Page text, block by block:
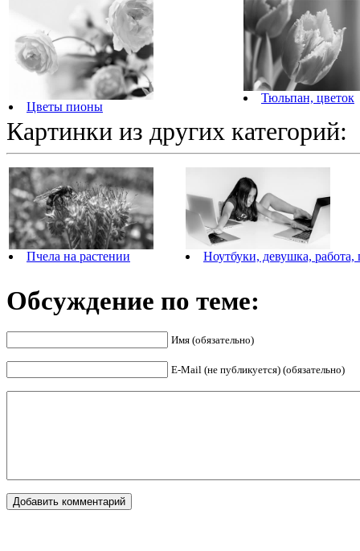
Цветы пионы
Тюльпан, цветок
Картинки из других категорий:
Пчела на растении Ноутбуки, девушка, работа,
Обсуждение по теме:
Имя (обязательно)
E-Mail (не публикуется) (обязательно)